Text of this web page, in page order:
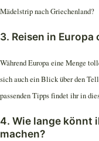
Mädelstrip nach Griechenland?
3. Reisen in Europa
Während Europa eine Menge
sich auch ein Blick über den
passenden Tipps findet ihr in
4. Wie lange könnt
machen?